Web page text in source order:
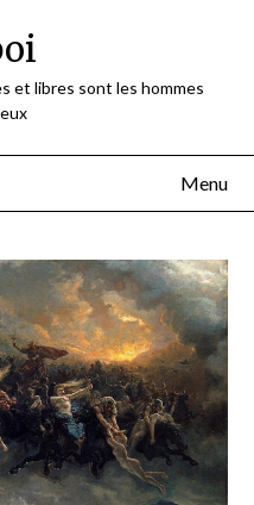
et libres sont les hommes
Menu